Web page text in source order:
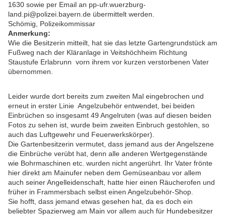
1630 sowie per Email an pp-ufr.wuerzburg-
land.pi@polizei.bayern.de übermittelt werden.
Schömig, Polizeikommissar
Anmerkung:
Wie die Besitzerin mitteilt, hat sie das letzte Gartengrundstück am
Fußweg nach der Kläranlage in Veitshöchheim Richtung
Staustufe Erlabrunn vorn ihrem vor kurzen verstorbenen Vater
übernommen.
Leider wurde dort bereits zum zweiten Mal eingebrochen und
erneut in erster Linie Angelzubehör entwendet, bei beiden
Einbrüchen so insgesamt 49 Angelruten (was auf diesen beiden
Fotos zu sehen ist, wurde beim zweiten Einbruch gestohlen, so
auch das Luftgewehr und Feuerwerkskörper).
Die Gartenbesitzerin vermutet, dass jemand aus der Angelszene
die Einbrüche verübt hat, denn alle anderen Wertgegenstände
wie Bohrmaschinen etc. wurden nicht angerührt. Ihr Vater frönte
hier direkt am Mainufer neben dem Gemüseanbau vor allem
auch seiner Angelleidenschaft, hatte hier einen Räucherofen und
früher in Frammersbach selbst einen Angelzubehör-Shop.
Sie hofft, dass jemand etwas gesehen hat, da es doch ein
beliebter Spazierweg am Main vor allem auch für Hundebesitzer